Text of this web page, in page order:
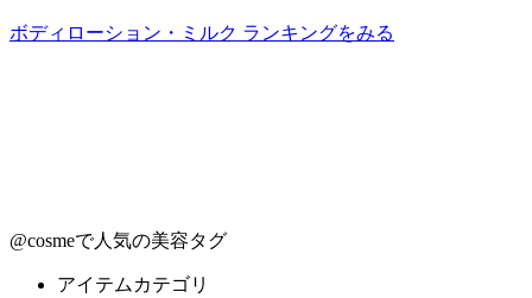
ボディローション・ミルク ランキングをみる
@cosmeで人気の美容タグ
アイテムカテゴリ